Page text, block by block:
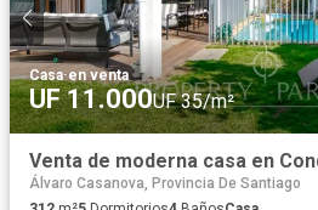
Casa·en venta
UF 11.000UF 35/m²
Álvaro Casanova, Provincia De Santiago